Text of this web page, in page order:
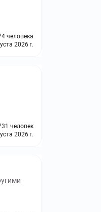
человека
2026 г.
человек
2026 г.